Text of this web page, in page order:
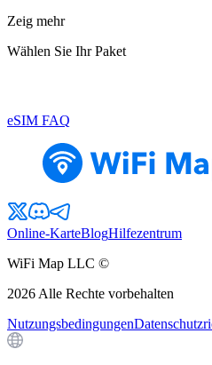
Zeig mehr
Wählen Sie Ihr Paket
eSIM FAQ
Online-KarteBlogHilfezentrum
WiFi Map LLC ©
2026 Alle Rechte vorbehalten
Nutzungsbedingungen